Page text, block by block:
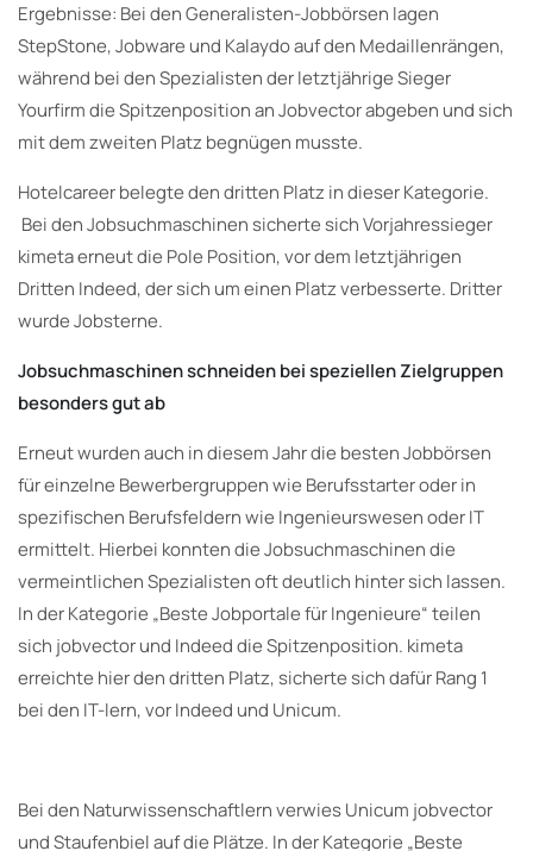
Ergebnisse: Bei den Generalisten-Jobbörsen lagen
StepStone, Jobware und Kalaydo auf den Medaillenrängen,
während bei den Spezialisten der letztjährige Sieger
Yourfirm die Spitzenposition an Jobvector abgeben und sich
mit dem zweiten Platz begnügen musste.
Hotelcareer belegte den dritten Platz in dieser Kategorie.
Bei den Jobsuchmaschinen sicherte sich Vorjahressieger
kimeta erneut die Pole Position, vor dem letztjährigen
Dritten Indeed, der sich um einen Platz verbesserte. Dritter
wurde Jobsterne.
Jobsuchmaschinen schneiden bei speziellen Zielgruppen
besonders gut ab
Erneut wurden auch in diesem Jahr die besten Jobbörsen
für einzelne Bewerbergruppen wie Berufsstarter oder in
spezifischen Berufsfeldern wie Ingenieurswesen oder IT
ermittelt. Hierbei konnten die Jobsuchmaschinen die
vermeintlichen Spezialisten oft deutlich hinter sich lassen.
In der Kategorie „Beste Jobportale für Ingenieure“ teilen
sich jobvector und Indeed die Spitzenposition. kimeta
erreichte hier den dritten Platz, sicherte sich dafür Rang 1
bei den IT-lern, vor Indeed und Unicum.
Bei den Naturwissenschaftlern verwies Unicum jobvector
und Staufenbiel auf die Plätze. In der Kategorie „Beste